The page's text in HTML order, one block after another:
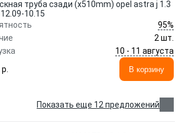
труба сзади (x510mm) opel astra j 1.3
10.15
95%
2 шт.
10 - 11 августа
В корзину
Показать еще 12 предложений